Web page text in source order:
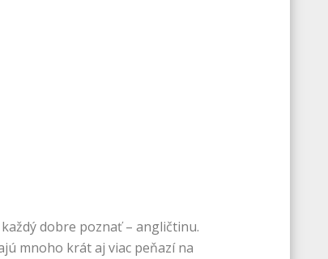
dobre poznať – angličtinu.
mnoho krát aj viac peňazí na